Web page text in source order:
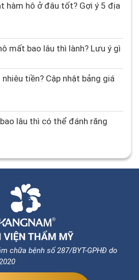
mất bao lâu thì lành? Lưu ý gì
chữa bệnh số 287/BYT-GPHĐ do